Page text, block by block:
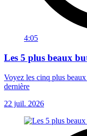
4:05
Les 5 plus beaux
Voyez les cinq plus
dernière
22 juil. 2026